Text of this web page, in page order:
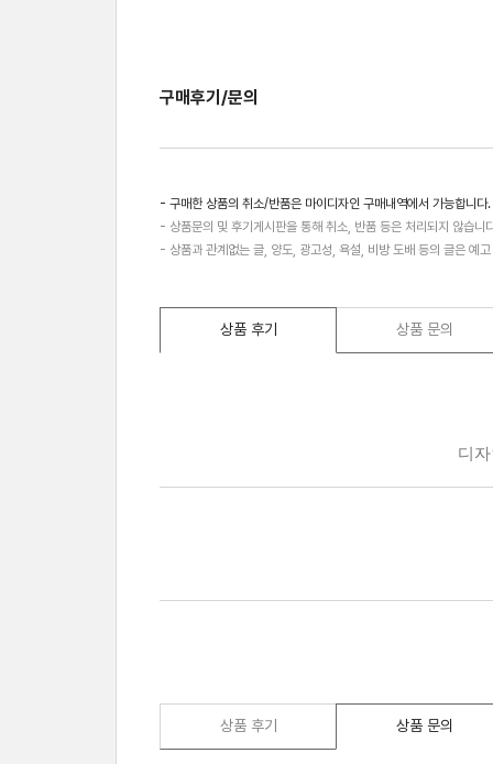
구매후기/문의
- 구매한 상품의 취소/반품은 마이디자인 구매내역에서 가능합니다.
- 상품문의 및 후기게시판을 통해 취소, 반품 등은 처리되지 않습니
- 상품과 관계없는 글, 양도, 광고성, 욕설, 비방 도배 등의 글은 예
상품 후기 상품 문의
상품 후기 상품 문의